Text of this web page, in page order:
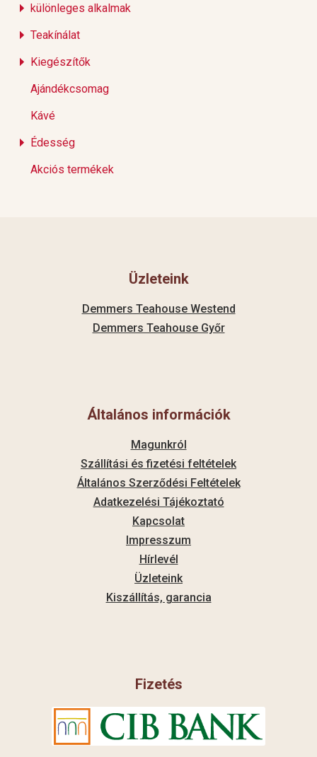
különleges alkalmak
Teakínálat
Kiegészítők
Ajándékcsomag
Kávé
Édesség
Akciós termékek
Üzleteink
Demmers Teahouse Westend
Demmers Teahouse Győr
Általános információk
Magunkról
Szállítási és fizetési feltételek
Általános Szerződési Feltételek
Adatkezelési Tájékoztató
Kapcsolat
Impresszum
Hírlevél
Üzleteink
Kiszállítás, garancia
Fizetés